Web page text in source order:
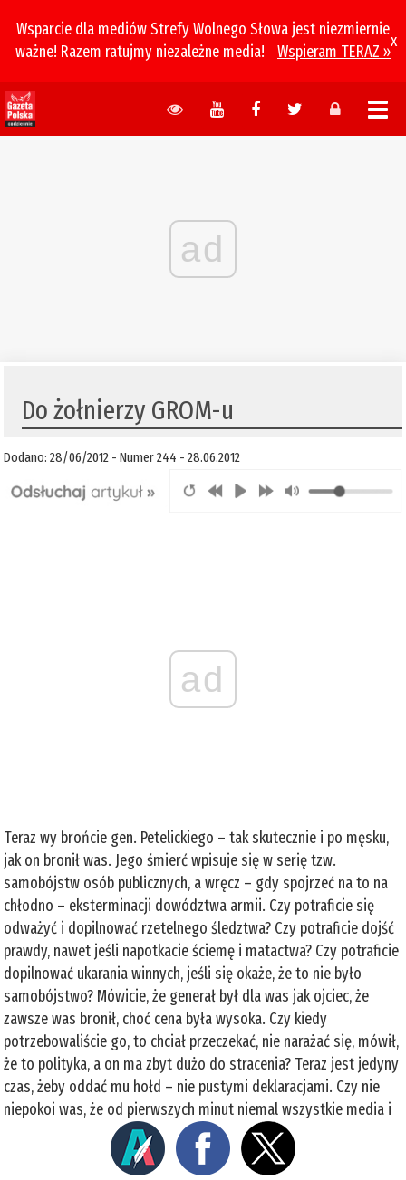
Wsparcie dla mediów Strefy Wolnego Słowa jest niezmiernie
ważne! Razem ratujmy niezależne media!
Wspieram TERAZ »
x
ad
Do żołnierzy GROM-u
Dodano: 28/06/2012 - Numer 244 - 28.06.2012
ad
Teraz wy brońcie gen. Petelickiego – tak skutecznie i po męsku,
jak on bronił was. Jego śmierć wpisuje się w serię tzw.
samobójstw osób publicznych, a wręcz – gdy spojrzeć na to na
chłodno – eksterminacji dowództwa armii. Czy potraficie się
odważyć i dopilnować rzetelnego śledztwa? Czy potraficie dojść
prawdy, nawet jeśli napotkacie ściemę i matactwa? Czy potraficie
dopilnować ukarania winnych, jeśli się okaże, że to nie było
samobójstwo? Mówicie, że generał był dla was jak ojciec, że
zawsze was bronił, choć cena była wysoka. Czy kiedy
potrzebowaliście go, to chciał przeczekać, nie narażać się, mówił,
że to polityka, a on ma zbyt dużo do stracenia? Teraz jest jedyny
czas, żeby oddać mu hołd – nie pustymi deklaracjami. Czy nie
niepokoi was, że od pierwszych minut niemal wszystkie media i